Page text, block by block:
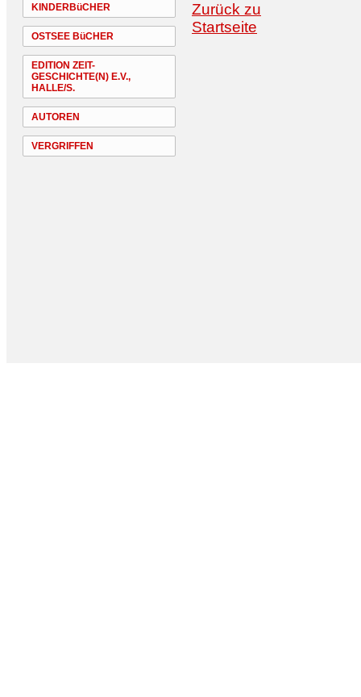
KINDERBüCHER
OSTSEE BüCHER
EDITION ZEIT-
GESCHICHTE(N) E.V.,
HALLE/S.
AUTOREN
VERGRIFFEN
Zurück zu
Startseite